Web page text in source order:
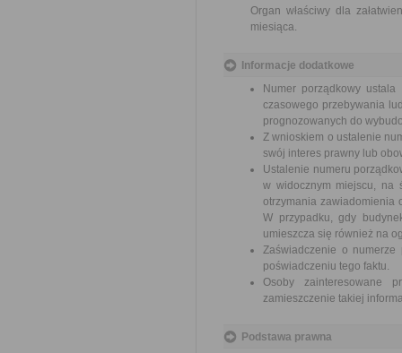
Organ właściwy dla
miesiąca.
Informacje dodatkowe
Numer porządkowy
czasowego przebywania
prognozowanych do
Z wnioskiem o ustalenie
swój interes prawny lub
Ustalenie numeru
w widocznym miejscu, na
otrzymania zawiadomienia
W przypadku, gdy
umieszcza się również na
Zaświadczenie o
poświadczeniu tego faktu.
Osoby zainteresowane
zamieszczenie takiej
Podstawa prawna